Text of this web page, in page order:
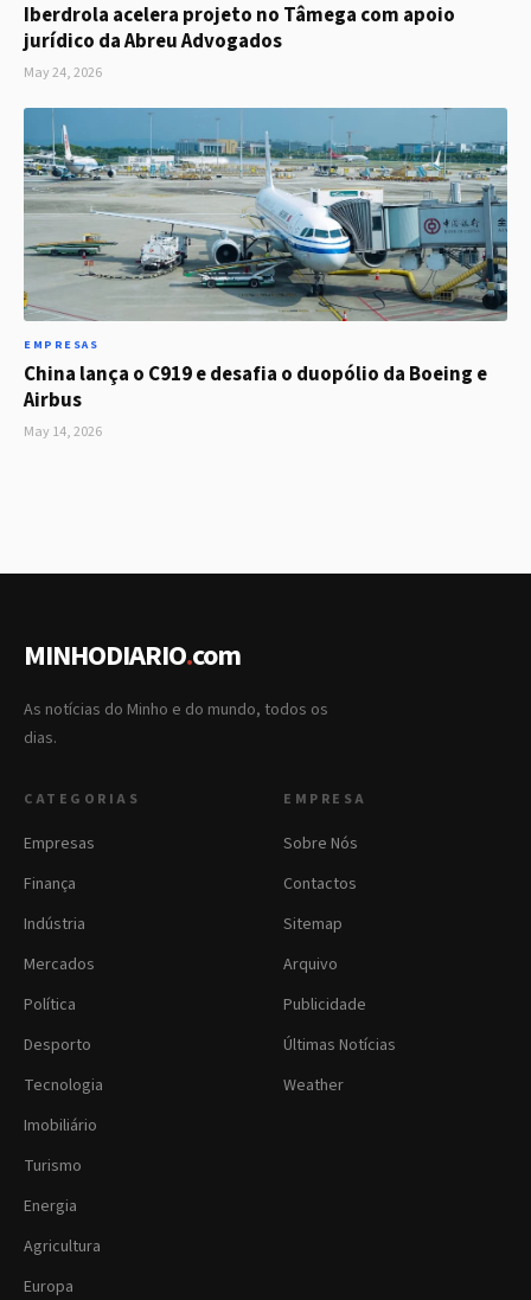
Iberdrola acelera projeto no Tâmega com apoio
jurídico da Abreu Advogados
May 24, 2026
EMPRESAS
China lança o C919 e desafia o duopólio da Boeing e
Airbus
May 14, 2026
MINHODIARIO.com
As notícias do Minho e do mundo, todos os
dias.
CATEGORIAS
Empresas
Finança
Indústria
Mercados
Política
Desporto
Tecnologia
Imobiliário
Turismo
Energia
Agricultura
Europa
EMPRESA
Sobre Nós
Contactos
Sitemap
Arquivo
Publicidade
Últimas Notícias
Weather